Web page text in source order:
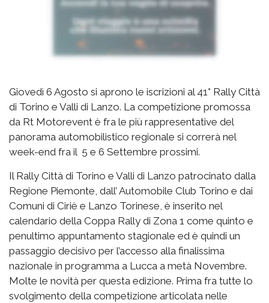
Giovedì 6 Agosto si aprono le iscrizioni al 41° Rally Città
di Torino e Valli di Lanzo. La competizione promossa
da Rt Motorevent è fra le più rappresentative del
panorama automobilistico regionale si correrà nel
week-end fra il 5 e 6 Settembre prossimi.
Il Rally Città di Torino e Valli di Lanzo patrocinato dalla
Regione Piemonte, dall’ Automobile Club Torino e dai
Comuni di Ciriè e Lanzo Torinese, è inserito nel
calendario della Coppa Rally di Zona 1 come quinto e
penultimo appuntamento stagionale ed è quindi un
passaggio decisivo per l’accesso alla finalissima
nazionale in programma a Lucca a metà Novembre.
Molte le novità per questa edizione. Prima fra tutte lo
svolgimento della competizione articolata nelle